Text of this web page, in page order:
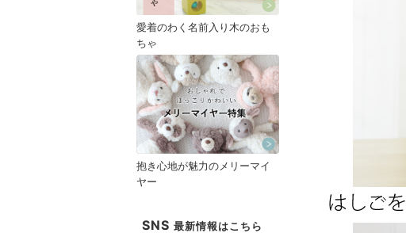
愛着のわく名前入り木のおも
ちゃ
抱き心地が魅力のメリーマイ
ヤー
SNS 最新情報はこちら